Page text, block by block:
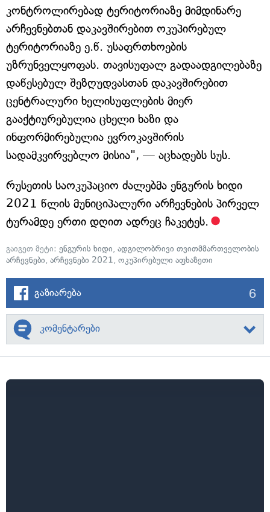
კონტროლირებად ტერიტორიაზე მიმდინარე
არჩევნებთან დაკავშირებით ოკუპირებულ
ტერიტორიაზე ე.წ. უსაფრთხოების
უზრუნველყოფას. თავისუფალ გადაადგილებაზე
დაწესებულ შეზღუდვასთან დაკავშირებით
ცენტრალური ხელისუფლების მიერ
გააქტიურებულია ცხელი ხაზი და
ინფორმირებულია ევროკავშირის
სადამკვირვებლო მისია", — აცხადებს სუს.
რუსეთის საოკუპაციო ძალებმა ენგურის ხიდი
2021 წლის მუნიციპალური არჩევნების პირველ
ტურამდე ერთი დღით ადრეც ჩაკეტეს.
გაიგეთ მეტი: ენგურის ხიდი, ადგილობრივი თვითმმართველობის
არჩევნები, არჩევნები 2021, ოკუპირებული აფხაზეთი
გაზიარება 6
კომენტარები